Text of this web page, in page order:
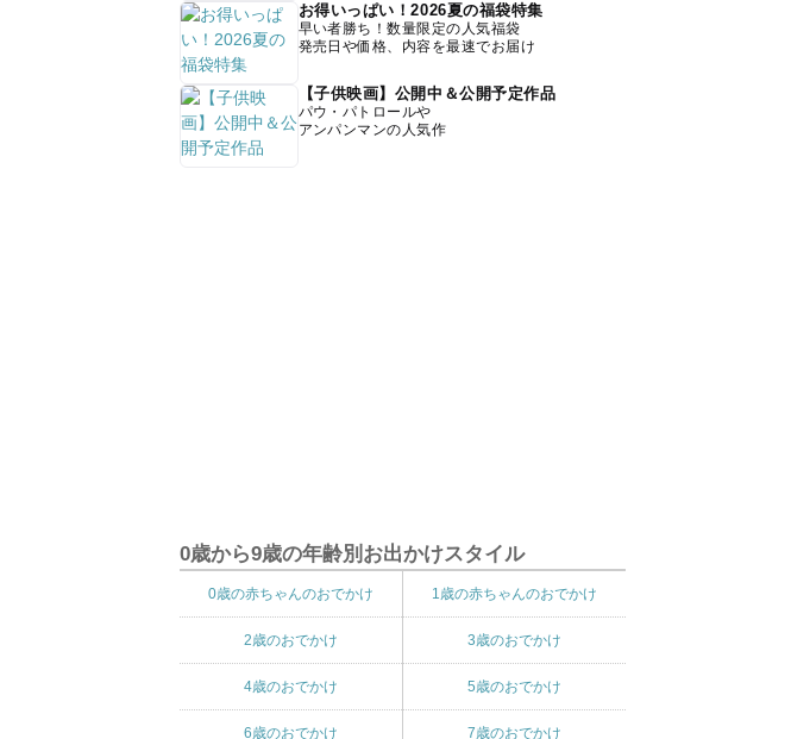
お得いっぱい！2026夏の福袋特集
早い者勝ち！数量限定の人気福袋
発売日や価格、内容を最速でお届け
【子供映画】公開中＆公開予定作品
パウ・パトロールや
アンパンマンの人気作
0歳から9歳の年齢別お出かけスタイル
0歳の赤ちゃんのおでかけ 1歳の赤ちゃんのおでかけ
2歳のおでかけ 3歳のおでかけ
4歳のおでかけ 5歳のおでかけ
6歳のおでかけ 7歳のおでかけ